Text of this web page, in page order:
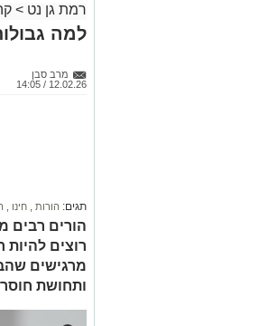
רמת גן נט >
למה
מרב סבן
12.02.26 / 14:05
תגים: הורות חינו
הורים רבים
רוצים
מרגישים
ותחושת חוסר